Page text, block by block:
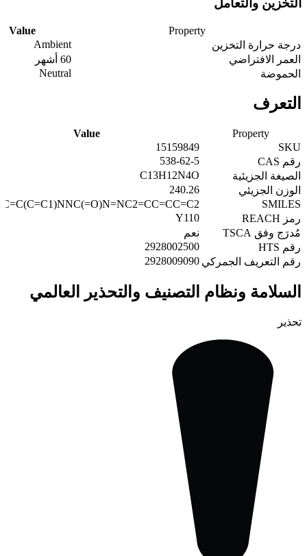
التخزين والتعامل
Property
Value
درجة حرارة التخزين
Ambient
العمر الافتراضي
60 أشهر
الحموضة
Neutral
التعرف
Property
Value
SKU
15159849
رقم CAS
538-62-5
الصيغة الجزيئية
C13H12N4O
الوزن الجزيئي
240.26
SMILES
رمز REACH
Y110
مُدرَج وفق TSCA
نعم
رقم HTS
2928002500
رقم التعريف الجمركي 2928009090
السلامة ونظام التصنيف والتحذير العالمي
تحذير